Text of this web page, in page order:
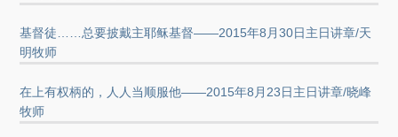
基督徒……总要披戴主耶稣基督——2015年8月30日主日讲章/天
明牧师
在上有权柄的，人人当顺服他——2015年8月23日主日讲章/晓峰
牧师